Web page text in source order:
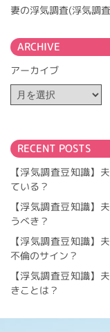
妻の浮気調査(浮気調
ARCHIVE
アーカイブ
RECENT POSTS
【浮気調査豆知識】
ている？
【浮気調査豆知識】
うべき？
【浮気調査豆知識】
不倫のサイン？
【浮気調査豆知識】
きことは？